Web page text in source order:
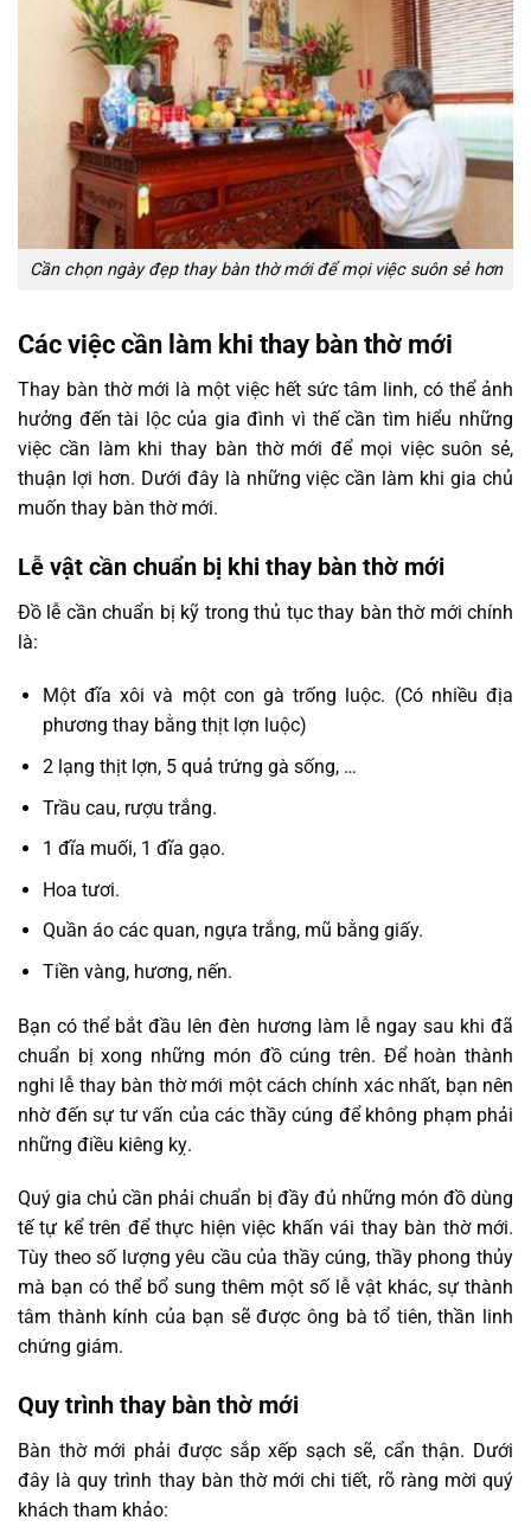
Cần chọn ngày đẹp thay bàn thờ mới để mọi việc suôn sẻ hơn
Các việc cần làm khi thay bàn thờ mới
Thay bàn thờ mới là một việc hết sức tâm linh, có thể ảnh
hưởng đến tài lộc của gia đình vì thế cần tìm hiểu những
việc cần làm khi thay bàn thờ mới để mọi việc suôn sẻ,
thuận lợi hơn. Dưới đây là những việc cần làm khi gia chủ
muốn thay bàn thờ mới.
Lễ vật cần chuẩn bị khi thay bàn thờ mới
Đồ lễ cần chuẩn bị kỹ trong thủ tục thay bàn thờ mới chính
là:
Một đĩa xôi và một con gà trống luộc. (Có nhiều địa
phương thay bằng thịt lợn luộc)
2 lạng thịt lợn, 5 quả trứng gà sống, …
Trầu cau, rượu trắng.
1 đĩa muối, 1 đĩa gạo.
Hoa tươi.
Quần áo các quan, ngựa trắng, mũ bằng giấy.
Tiền vàng, hương, nến.
Bạn có thể bắt đầu lên đèn hương làm lễ ngay sau khi đã
chuẩn bị xong những món đồ cúng trên. Để hoàn thành
nghi lễ thay bàn thờ mới một cách chính xác nhất, bạn nên
nhờ đến sự tư vấn của các thầy cúng để không phạm phải
những điều kiêng kỵ.
Quý gia chủ cần phải chuẩn bị đầy đủ những món đồ dùng
tế tự kể trên để thực hiện việc khấn vái thay bàn thờ mới.
Tùy theo số lượng yêu cầu của thầy cúng, thầy phong thủy
mà bạn có thể bổ sung thêm một số lễ vật khác, sự thành
tâm thành kính của bạn sẽ được ông bà tổ tiên, thần linh
chứng giám.
Quy trình thay bàn thờ mới
Bàn thờ mới phải được sắp xếp sạch sẽ, cẩn thận. Dưới
đây là quy trình thay bàn thờ mới chi tiết, rõ ràng mời quý
khách tham khảo: